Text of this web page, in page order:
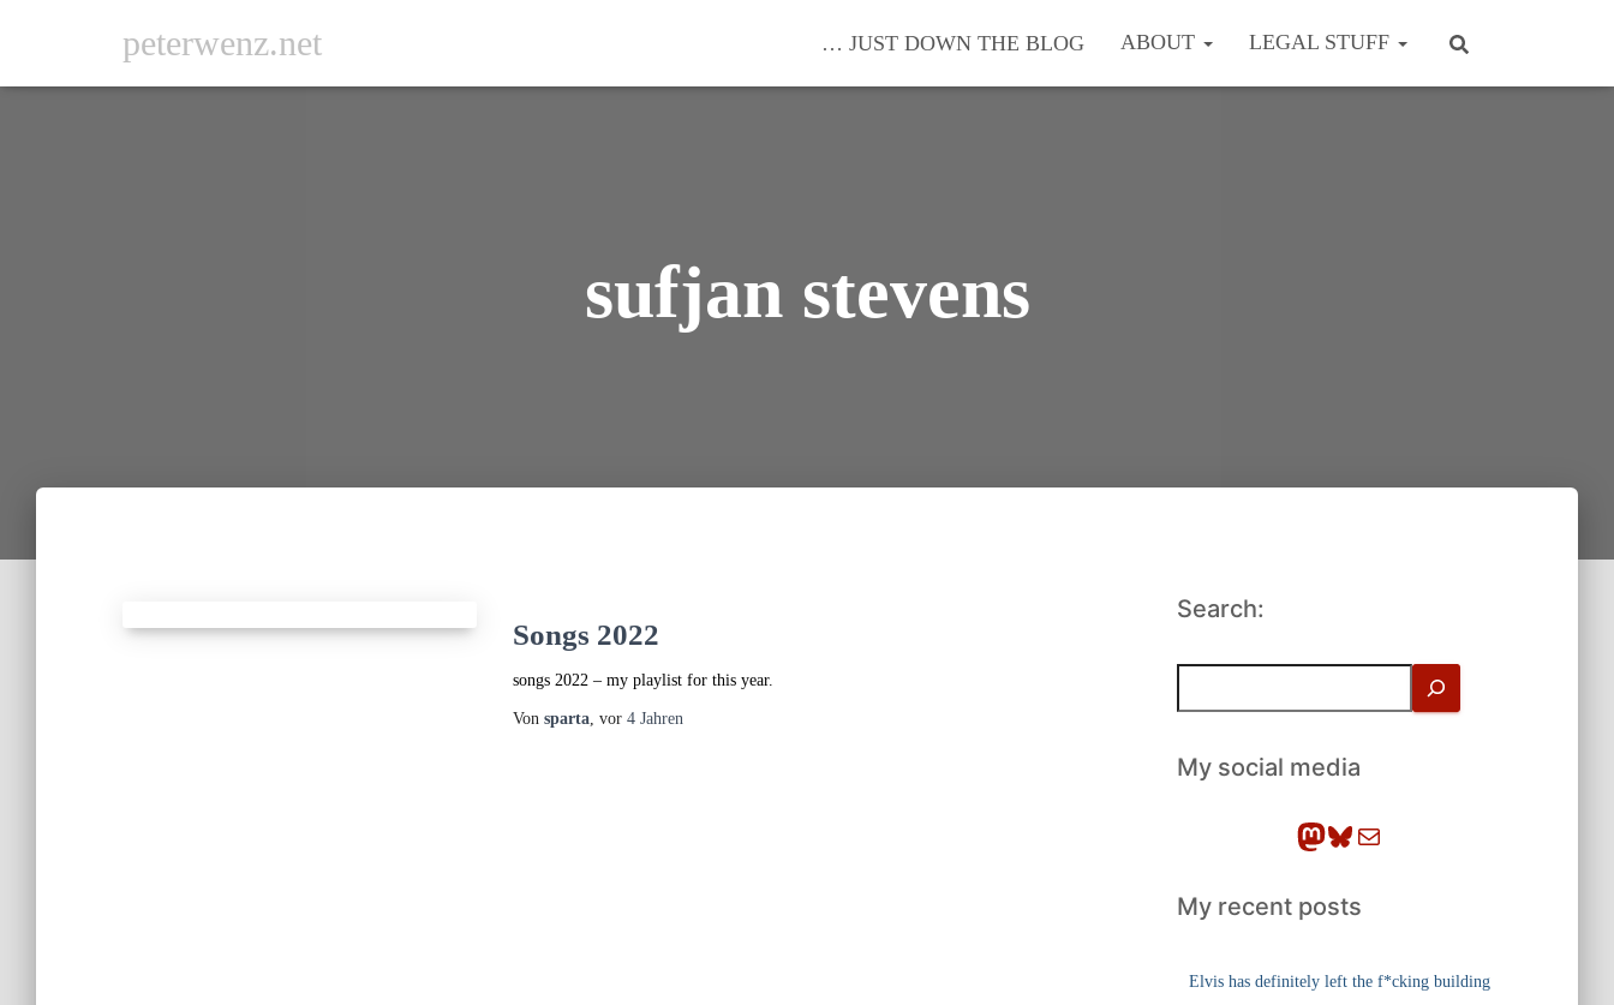
peterwenz.net … JUST DOWN THE BLOG ABOUT LEGAL STUFF
sufjan stevens
Songs 2022
songs 2022 – my playlist for this year.
Von sparta, vor 4 Jahren
Search:
h
eMy social media
Mastodon Bluesky E-Mail
My recent posts
Elvis has definitely left the f*cking building